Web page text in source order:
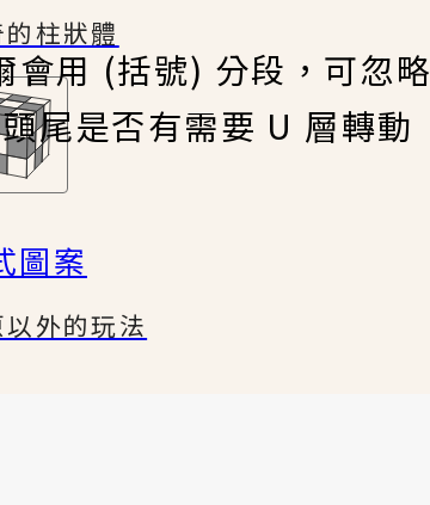
柱狀體
圖案
外的玩法
會用 (括號) 分段，可忽略
尾是否有需要 U 層轉動